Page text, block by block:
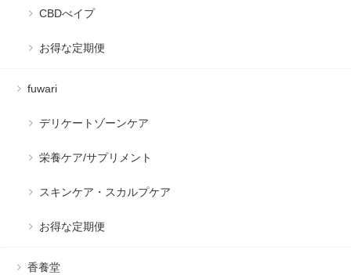
CBDべイプ
お得な定期便
fuwari
デリケートゾーンケア
栄養ケア/サプリメント
スキンケア・スカルプケア
お得な定期便
香養堂